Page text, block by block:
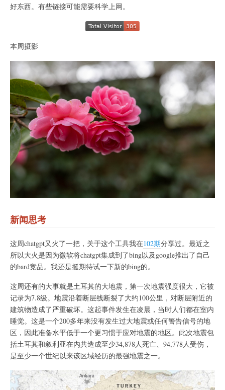
好东西。有些链接可能需要科学上网。
本周摄影
新闻思考
这周chatgpt又火了一把，关于这个工具我在102期分享过。最近之
所以大火是因为微软将chatgpt集成到了bing以及google推出了自己
的bard竞品。我还是挺期待试一下新的bing的。
这周还有的大事就是土耳其的大地震，第一次地震强度很大，它被
记录为7.8级。地震沿着断层线断裂了大约100公里，对断层附近的
建筑物造成了严重破坏。这起事件发生在凌晨，当时人们都在室内
睡觉。这是一个200多年来没有发生过大地震或任何警告信号的地
区，因此准备水平低于一个更习惯于应对地震的地区。此次地震包
括土耳其和叙利亚在内共造成至少34,878人死亡、94,778人受伤，
是至少一个世纪以来该区域经历的最强地震之一。